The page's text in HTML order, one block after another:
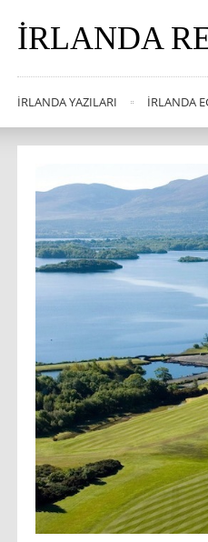
İRLANDA
İRLANDA YAZILARI İRLANDA